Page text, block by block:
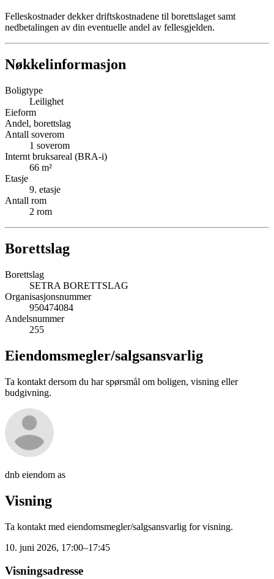
Felleskostnader dekker driftskostnadene til borettslaget samt
nedbetalingen av din eventuelle andel av fellesgjelden.
Nøkkelinformasjon
Boligtype
Leilighet
Eieform
Andel, borettslag
Antall soverom
1 soverom
Internt bruksareal (BRA-i)
66 m²
Etasje
9. etasje
Antall rom
2 rom
Borettslag
Borettslag
SETRA BORETTSLAG
Organisasjonsnummer
950474084
Andelsnummer
255
Eiendomsmegler/salgsansvarlig
Ta kontakt dersom du har spørsmål om boligen, visning eller
budgivning.
dnb eiendom as
Visning
Ta kontakt med eiendomsmegler/salgsansvarlig for visning.
10. juni 2026, 17:00–17:45
Visningsadresse